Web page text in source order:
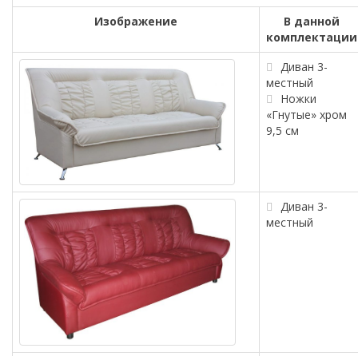
Изображение
В данной
комплектации
Диван 3-
местный
Ножки
«Гнутые» хром
9,5 см
Диван 3-
местный